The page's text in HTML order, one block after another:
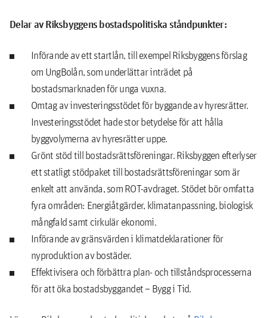
Delar av Riksbyggens bostadspolitiska ståndpunkter:
Införande av ett startlån, till exempel Riksbyggens förslag
om UngBolån, som underlättar inträdet på
bostadsmarknaden för unga vuxna.
Omtag av investeringsstödet för byggande av hyresrätter.
Investeringsstödet hade stor betydelse för att hålla
byggvolymerna av hyresrätter uppe.
Grönt stöd till bostadsrättsföreningar. Riksbyggen efterlyser
ett statligt stödpaket till bostadsrättsföreningar som är
enkelt att använda, som ROT-avdraget. Stödet bör omfatta
fyra områden: Energiåtgärder, klimatanpassning, biologisk
mångfald samt cirkulär ekonomi.
Införande av gränsvärden i klimatdeklarationer för
nyproduktion av bostäder.
Effektivisera och förbättra plan- och tillståndsprocesserna
för att öka bostadsbyggandet – Bygg i Tid.